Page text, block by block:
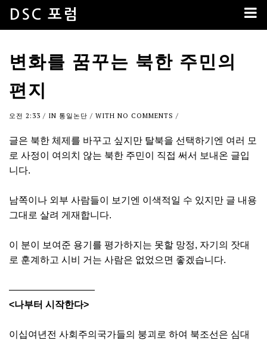
DSC 포럼
변화를 꿈꾸는 북한 주민의
편지
오전 2:33 / IN 통일논단 / WITH NO COMMENTS /
글은 북한 체제를 바꾸고 싶지만 탈북을 선택하기엔 여러 모
로 사정이 여의치 않는 북한 주민이 직접 써서 보내온 글입
니다.
남쪽이나 외부 사람들이 보기엔 이색적일 수 있지만 글 내용
그대로 살려 게재합니다.
이 분이 보여준 용기를 평가하지는 못할 망정, 자기의 잣대
로 훈계하고 시비 거는 사람은 없었으면 좋겠습니다.
—————————
<나부터 시작한다>
이십여년전 사회주의국가들의 붕괴로 하여 북조선은 심대